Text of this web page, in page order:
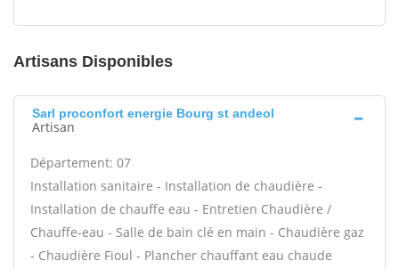
Artisans Disponibles
Sarl proconfort energie Bourg st andeol
Artisan
Département: 07
Installation sanitaire - Installation de chaudière -
Installation de chauffe eau - Entretien Chaudière /
Chauffe-eau - Salle de bain clé en main - Chaudière gaz
- Chaudière Fioul - Plancher chauffant eau chaude